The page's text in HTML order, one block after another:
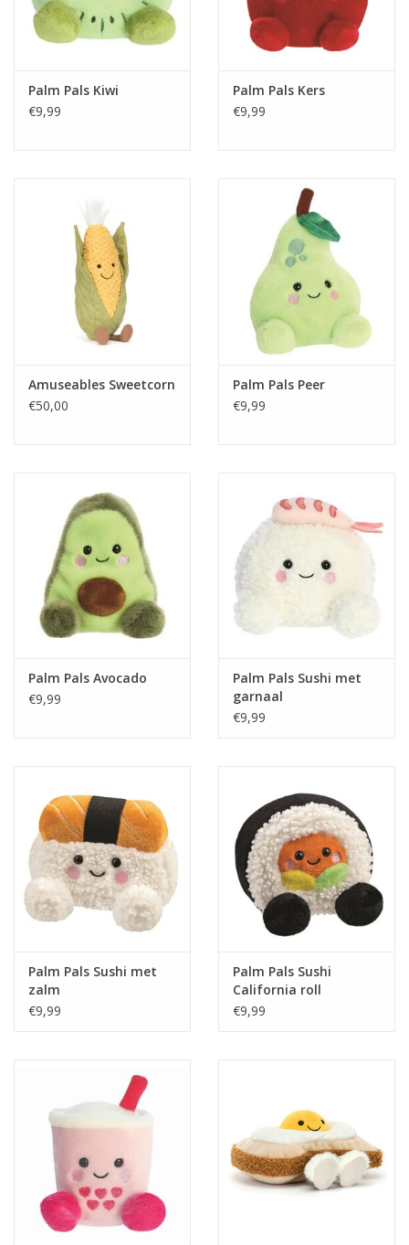
Palm Pals Kiwi
€9,99
Palm Pals Kers
€9,99
Amuseables Sweetcorn
€50,00
Palm Pals Peer
€9,99
Palm Pals Avocado
€9,99
Palm Pals Sushi met
garnaal
€9,99
Palm Pals Sushi met
zalm
€9,99
Palm Pals Sushi
California roll
€9,99